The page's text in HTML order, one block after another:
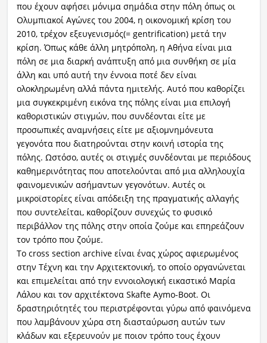
που έχουν αφήσει μόνιμα σημάδια στην πόλη όπως οι
Ολυμπιακοί Αγώνες του 2004, η οικονομική κρίση του
2010, τρέχον εξευγενισμός(= gentrification) μετά την
κρίση. Όπως κάθε άλλη μητρόπολη, η Αθήνα είναι μια
πόλη σε μια διαρκή ανάπτυξη από μια συνθήκη σε μία
άλλη και υπό αυτή την έννοια ποτέ δεν είναι
ολοκληρωμένη αλλά πάντα ημιτελής. Αυτό που καθορίζει
μια συγκεκριμένη εικόνα της πόλης είναι μια επιλογή
καθοριστικών στιγμών, που συνδέονται είτε με
προσωπικές αναμνήσεις είτε με αξιομνημόνευτα
γεγονότα που διατηρούνται στην κοινή ιστορία της
πόλης. Ωστόσο, αυτές οι στιγμές συνδέονται με περιόδους
καθημερινότητας που αποτελούνται από μια αλληλουχία
φαινομενικών ασήμαντων γεγονότων. Αυτές οι
μικροϊστορίες είναι απόδειξη της πραγματικής αλλαγής
που συντελείται, καθορίζουν συνεχώς το φυσικό
περιβάλλον της πόλης στην οποία ζούμε και επηρεάζουν
τον τρόπο που ζούμε.
Το cross section archive είναι ένας χώρος αφιερωμένος
στην Τέχνη και την Αρχιτεκτονική, το οποίο οργανώνεται
και επιμελείται από την εννοιολογική εικαστικό Μαρία
Λάλου και τον αρχιτέκτονα Skafte Aymo-Boot. Οι
δραστηριότητές του περιστρέφονται γύρω από φαινόμενα
που λαμβάνουν χώρα στη διασταύρωση αυτών των
κλάδων και εξερευνούν με ποιον τρόπο τους έχουν